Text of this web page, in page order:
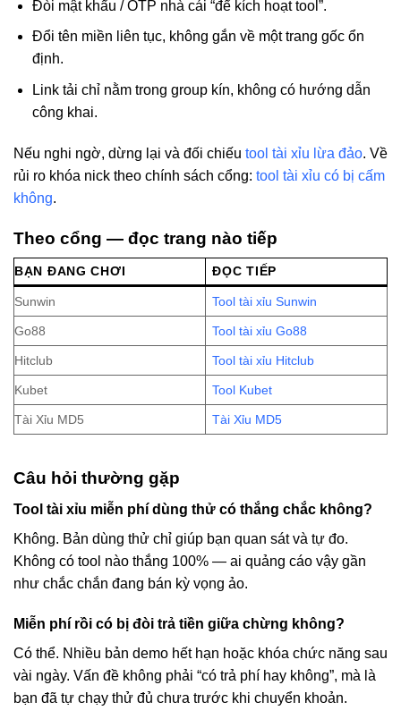
Đòi mật khẩu / OTP nhà cái “để kích hoạt tool”.
Đổi tên miền liên tục, không gắn về một trang gốc ổn
định.
Link tải chỉ nằm trong group kín, không có hướng dẫn
công khai.
Nếu nghi ngờ, dừng lại và đối chiếu tool tài xỉu lừa đảo. Về
rủi ro khóa nick theo chính sách cổng: tool tài xỉu có bị cấm
không.
Theo cổng — đọc trang nào tiếp
BẠN ĐANG CHƠI ĐỌC TIẾP
Sunwin Tool tài xỉu Sunwin
Go88 Tool tài xỉu Go88
Hitclub Tool tài xỉu Hitclub
Kubet Tool Kubet
Tài Xỉu MD5 Tài Xỉu MD5
Câu hỏi thường gặp
Tool tài xỉu miễn phí dùng thử có thắng chắc không?
Không. Bản dùng thử chỉ giúp bạn quan sát và tự đo.
Không có tool nào thắng 100% — ai quảng cáo vậy gần
như chắc chắn đang bán kỳ vọng ảo.
Miễn phí rồi có bị đòi trả tiền giữa chừng không?
Có thể. Nhiều bản demo hết hạn hoặc khóa chức năng sau
vài ngày. Vấn đề không phải “có trả phí hay không”, mà là
bạn đã tự chạy thử đủ chưa trước khi chuyển khoản.